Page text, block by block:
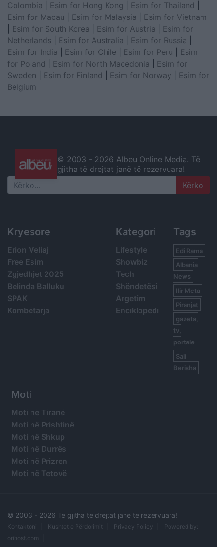
Colombia
Esim for Hong Kong Esim for Thailand
Esim for Macau
Esim for Malaysia
Esim for Vietnam
Esim for South Korea Esim for Austria
Esim for
Netherlands
Esim for Australia Esim for Russia
Esim for India
Esim for Chile Esim for Peru
Esim
for Poland
Esim for North Macedonia
Esim for
Sweden
Esim for Finland Esim for Norway
Esim for
Belgium
© 2003 - 2026 Albeu Online Media. Të
gjitha të drejtat janë të rezervuara!
Search
Kryesore
Erion Veliaj
Free Esim
Zgjedhjet 2025
Belinda Balluku
SPAK
Kombëtarja
Kategori
Lifestyle
Showbiz
Tech
Shëndetësi
Argetim
Enciklopedi
Tags
Edi Rama
Albania
News
Ilir Meta
Piranjat
gazeta,
tv,
portale
Sali
Berisha
Moti
Moti në Tiranë
Moti në Prishtinë
Moti në Shkup
Moti në Durrës
Moti në Prizren
Moti në Tetovë
© 2003 - 2026 Të gjitha të drejtat janë të rezervuara!
Kontaktoni Kushtet e Përdorimit Privacy Policy
Powered by:
orihost.com